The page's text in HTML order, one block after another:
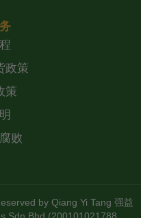
政策
策
败
by Qiang Yi Tang 强益